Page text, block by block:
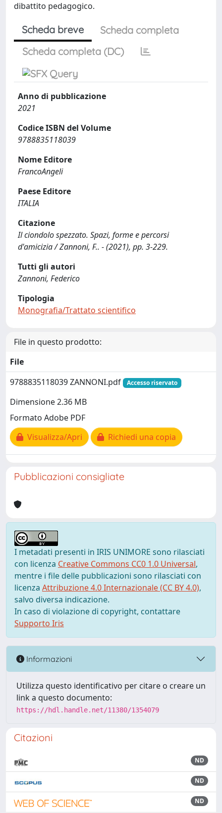
dibattito pedagogico.
Scheda breve
Scheda completa
Scheda completa (DC)
Anno di pubblicazione
2021
Codice ISBN del Volume
9788835118039
Nome Editore
FrancoAngeli
Paese Editore
ITALIA
Citazione
Il ciondolo spezzato. Spazi, forme e percorsi
d'amicizia / Zannoni, F.. - (2021), pp. 3-229.
Tutti gli autori
Zannoni, Federico
Tipologia
Monografia/Trattato scientifico
File in questo prodotto:
File
9788835118039 ZANNONI.pdf
Accesso riservato
Dimensione 2.36 MB
Formato Adobe PDF
Visualizza/Apri
Richiedi una copia
Pubblicazioni consigliate
I metadati presenti in IRIS UNIMORE sono rilasciati
con licenza Creative Commons CC0 1.0 Universal,
mentre i file delle pubblicazioni sono rilasciati con
licenza Attribuzione 4.0 Internazionale (CC BY 4.0),
salvo diversa indicazione.
In caso di violazione di copyright, contattare
Supporto Iris
Informazioni
Utilizza questo identificativo per citare o creare un
link a questo documento:
https://hdl.handle.net/11380/1354079
Citazioni
ND
ND
ND